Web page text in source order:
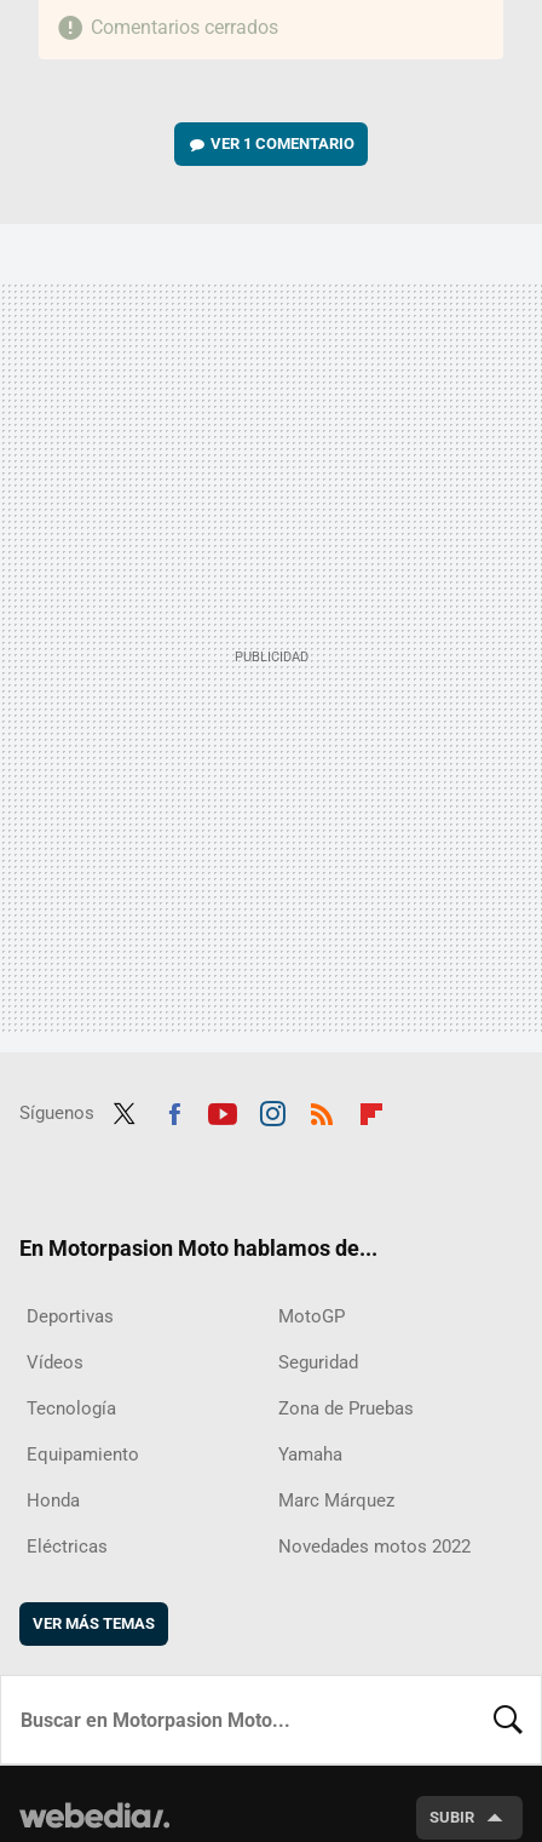
Comentarios cerrados
VER 1 COMENTARIO
Síguenos
En Motorpasion Moto hablamos de...
Deportivas MotoGP
Vídeos Seguridad
Tecnología Zona de Pruebas
Equipamiento Yamaha
Honda Marc Márquez
Eléctricas Novedades motos 2022
VER MÁS TEMAS
SUBIR